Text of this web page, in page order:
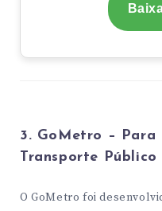
3. GoMetro – Para
Transporte
O GoMetro foi